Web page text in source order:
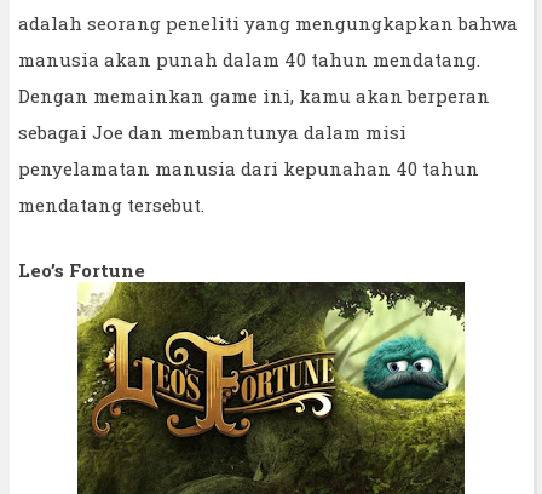
adalah seorang peneliti yang mengungkapkan bahwa
manusia akan punah dalam 40 tahun mendatang.
Dengan memainkan game ini, kamu akan berperan
sebagai Joe dan membantunya dalam misi
penyelamatan manusia dari kepunahan 40 tahun
mendatang tersebut.
Leo’s Fortune